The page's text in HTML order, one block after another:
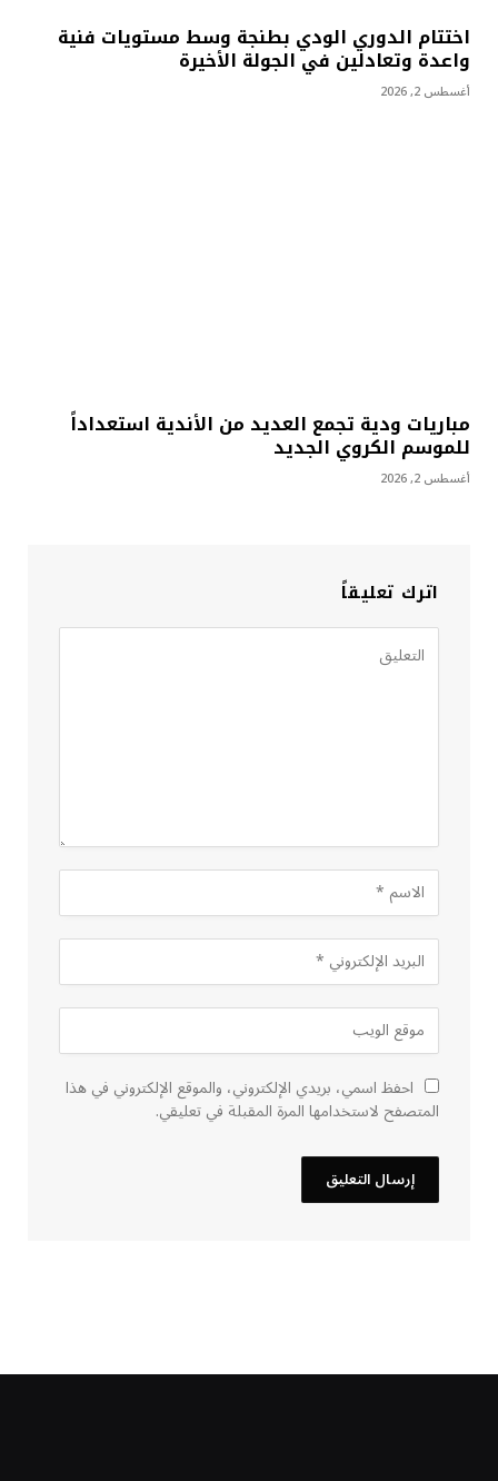
اختتام الدوري الودي بطنجة وسط مستويات فنية
واعدة وتعادلين في الجولة الأخيرة
أغسطس 2, 2026
مباريات ودية تجمع العديد من الأندية استعداداً
للموسم الكروي الجديد
أغسطس 2, 2026
اترك تعليقاً
احفظ اسمي، بريدي الإلكتروني، والموقع الإلكتروني في هذا
المتصفح لاستخدامها المرة المقبلة في تعليقي.